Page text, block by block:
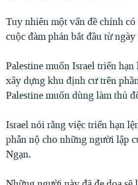
Tuy nhiên một vấn đề chính
cuộc đàm phán bắt đầu từ
Palestine muốn Israel triển
xây dựng khu định cư trên
Palestine muốn dùng làm thủ
Israel nói rằng việc triển hạn
phẫn nộ cho những người lập
Ngạn.